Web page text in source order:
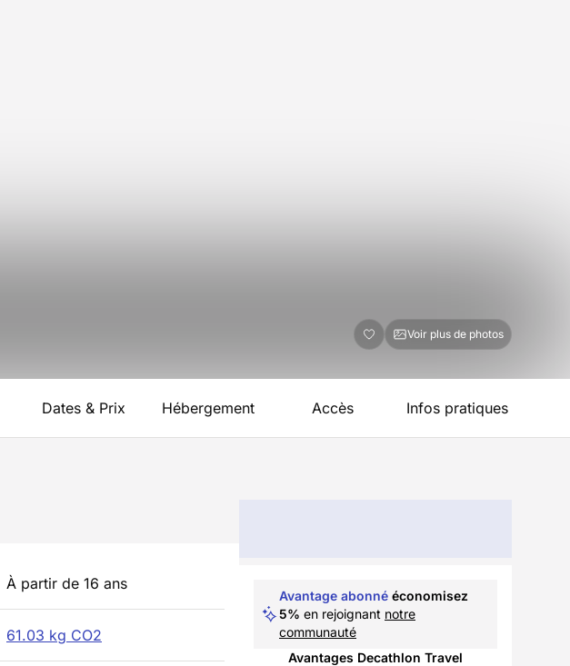
Voir plus de photos
Dates & Prix Hébergement Accès Infos pratiques
À partir de 16 ans
61.03 kg CO2
Avantage abonné économisez
5% en rejoignant notre
communauté
Avantages Decathlon Travel